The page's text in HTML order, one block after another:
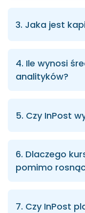
3. Jaka jest
4. Ile wynosi
analityków?
5. Czy InPost
6. Dlaczego
pomimo
7. Czy InPost